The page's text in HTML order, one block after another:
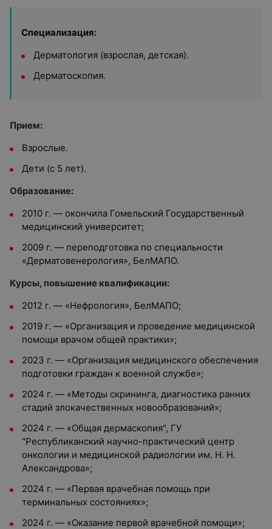
Специализация:
Дерматология (взрослая, детская).
Дерматоскопия.
Прием:
Взрослые.
Дети (с 5 лет).
Образование:
2010 г. — окончила Гомельский Государственный
медицинский университет;
2009 г. — переподготовка по специальности
«Дерматовенерология», БелМАПО.
Курсы, повышение квалификации:
2012 г. — «Нефрология», БелМАПО;
2019 г. — «Организация и проведение медицинской
помощи врачом общей практики»;
2023 г. — «Организация медицинского обеспечения
подготовки граждан к военной службе»;
2024 г. — «Методы скрининга, диагностика ранних
стадий злокачественных новообразований»;
2024 г. — «Общая дермаскопия", ГУ
"Республиканский научно-практический центр
онкологии и медицинской радиологии им. Н. Н.
Александрова»;
2024 г. — «Первая врачебная помощь при
терминальных состояниях»;
2024 г. — «Оказание первой врачебной помощи»;